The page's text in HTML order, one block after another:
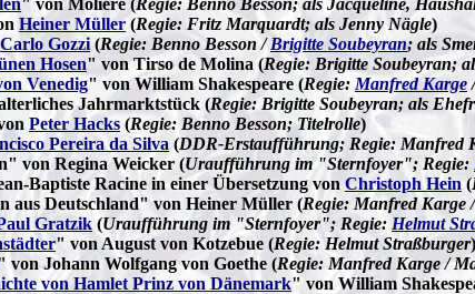
Heiner Müller (Regie: Fritz Marquardt; als Jenny Nägle)
Carlo Gozzi (Regie: Benno Besson /Brigitte Soubeyran; als
Hosen" von Tirso de Molina (Regie: Brigitte Soubeyran;
Venedig" von William Shakespeare (Regie: Manfred Karge
Jahrmarktstück (Regie: Brigitte Soubeyran; als
Peter Hacks (Regie: Benno Besson; Titelrolle)
Pereira da Silva (DDR-Erstaufführung; Regie: Manfred
von Regina Weicker (Uraufführung im "Sternfoyer"; Regie:
Baptiste Racine in einer Übersetzung von Christoph Hein (
aus Deutschland" von Heiner Müller (Regie: Manfred Karge
Gratzik (Uraufführung im "Sternfoyer"; Regie: Helmut
" von August von Kotzebue (Regie: Helmut Straßburger)
von Johann Wolfgang von Goethe (Regie: Manfred Karge /
von Hamlet Prinz von Dänemark" von William